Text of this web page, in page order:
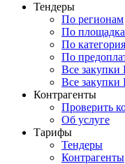
Тендеры
По регионам
По
По
По
Все закупки
Все закупки
Контрагенты
Проверить
Об услуге
Тарифы
Тендеры
Контрагенты